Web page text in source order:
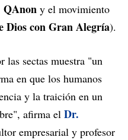
QAnon y el movimiento
Dios con Gran Alegría).
las sectas muestra "un
en que los humanos
y la traición en un
afirma el Dr.
empresarial y profesor